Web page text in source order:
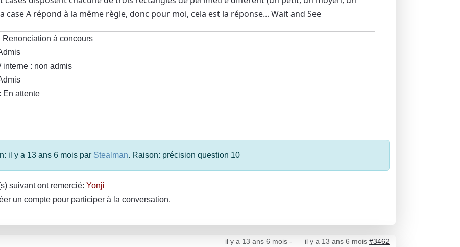
case A répond à la même règle, donc pour moi, cela est la réponse... Wait and See
Renonciation à concours
interne : non admis
En attente
il y a 13 ans 6 mois par Stealman. Raison: précision question 10
suivant ont remercié: Yonji
un compte pour participer à la conversation.
il y a 13 ans 6 mois- il y a 13 ans 6 mois #3462